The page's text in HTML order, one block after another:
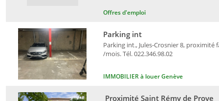
Offres d'emploi
IMMOBILIER à louer Genève
Parking int., Jules-Crosnier 8, proximité
/mois. Tél. 022.346.98.02
Parking int
Proximité Saint Rémy de Prove